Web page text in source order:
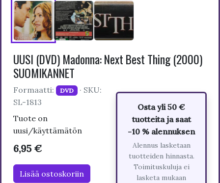
UUSI (DVD) Madonna: Next Best Thing (2000)
SUOMIKANNET
Formaatti: DVD · SKU:
SL-1813
Tuote on
uusi/käyttämätön
6,95 €
Lisää ostoskoriin
Osta yli 50 €
tuotteita ja saat
-10 % alennuksen
Alennus lasketaan
tuotteiden hinnasta.
Toimituskuluja ei
lasketa mukaan